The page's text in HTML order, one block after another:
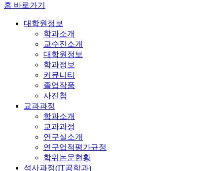
홈 바로가기
대학원정보
학과소개
교수진소개
대학원정보
학과정보
커뮤니티
졸업작품
사진첩
교과과정
학과소개
교과과정
연구실소개
연구업적평가규정
학위논문현황
석사과정(IT공학과)